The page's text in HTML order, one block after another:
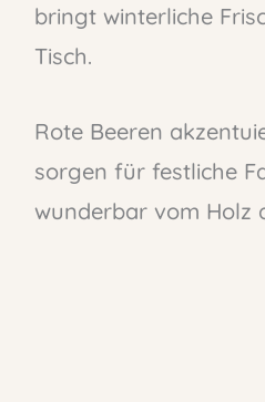
bringt winterliche
Tisch.
Rote Beeren
sorgen für festliche
wunderbar vom Holz